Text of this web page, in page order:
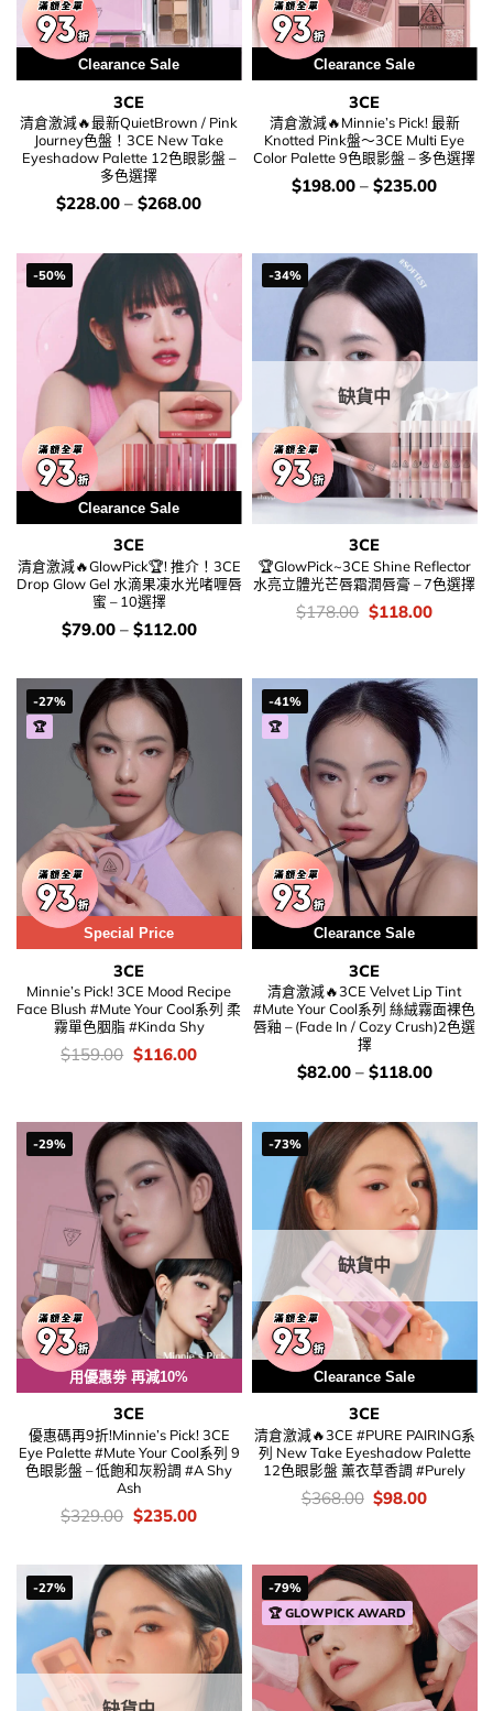
Clearance Sale
3CE
清倉激減🔥最新QuietBrown / Pink
Journey色盤！3CE New Take
Eyeshadow Palette 12色眼影盤 –
多色選擇
價
$228.00 – $268.00
Clearance Sale
3CE
清倉激減🔥Minnie’s Pick! 最新
Knotted Pink盤～3CE Multi Eye
Color Palette 9色眼影盤 – 多色選擇
價
$198.00 – $235.00
-50%
Clearance Sale
3CE
清倉激減🔥GlowPick🏆! 推介！3CE
Drop Glow Gel 水滴果凍水光啫喱唇
蜜 – 10選擇
價
錢：
$79.00– $112.00
-34%
缺貨中
3CE
🏆GlowPick~3CE Shine Reflector
水亮立體光芒唇霜潤唇膏 – 7色選擇
價
錢：
$178.00 Original
price
$118.00Current
-27%
🏆
Special Price
3CE
Minnie’s Pick! 3CE Mood Recipe
Face Blush #Mute Your Cool系列 柔
霧單色胭脂 #Kinda Shy
價
$159.00 Original
$116.00Current
-41%
🏆
Clearance Sale
3CE
清倉激減🔥3CE Velvet Lip Tint
#Mute Your Cool系列 絲絨霧面裸色
唇釉 – (Fade In / Cozy Crush)2色選
擇
價
$82.00– $118.00
-29%
用優惠劵 再減10%
3CE
優惠碼再9折!Minnie’s Pick! 3CE
Eye Palette #Mute Your Cool系列 9
色眼影盤 – 低飽和灰粉調 #A Shy
Ash
價
錢：
$329.00 Original
price
$329.00.
$235.00Current
$235.00.
-73%
Clearance Sale
缺貨中
3CE
清倉激減🔥3CE #PURE PAIRING系
列 New Take Eyeshadow Palette
12色眼影盤 薰衣草香調 #Purely
價
錢：
$368.00 Original
price
$98.00Current
-27%
-79%
🏆 GLOWPICK AWARD